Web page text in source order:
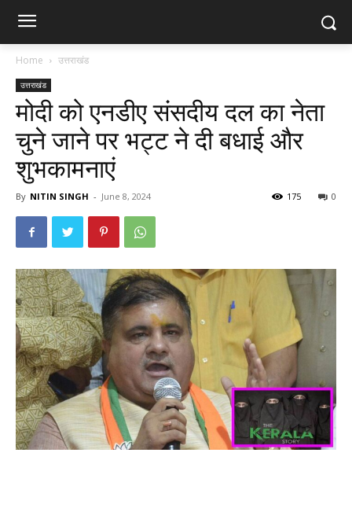
Home उत्तराखंड
उत्तराखंड
मोदी को एनडीए संसदीय दल का नेता
चुने जाने पर भट्ट ने दी बधाई और
शुभकामनाएं
By NITIN SINGH - June 8, 2024 0
175